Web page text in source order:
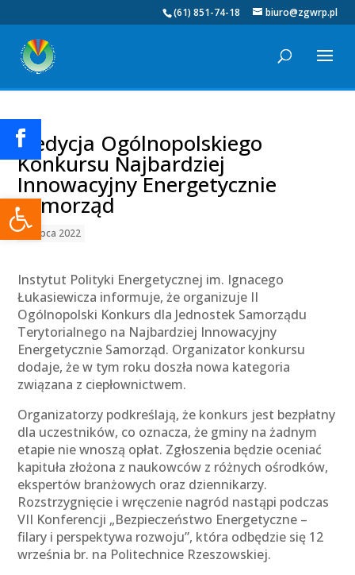
Otwórz pasek narzędzi
(61) 851-74-18 biuro@zgwrp.pl
II edycja Ogólnopolskiego
Konkursu Najbardziej
Innowacyjny Energetycznie
Samorząd
22 lipca 2022
Instytut Polityki Energetycznej im. Ignacego
Łukasiewicza informuje, że organizuje II
Ogólnopolski Konkurs dla Jednostek Samorządu
Terytorialnego na Najbardziej Innowacyjny
Energetycznie Samorząd. Organizator konkursu
dodaje, że w tym roku doszła nowa kategoria
związana z ciepłownictwem.
Organizatorzy podkreślają, że konkurs jest bezpłatny
dla uczestników, co oznacza, że gminy na żadnym
etapie nie wnoszą opłat. Zgłoszenia będzie oceniać
kapituła złożona z naukowców z różnych ośrodków,
ekspertów branżowych oraz dziennikarzy.
Rozstrzygnięcie i wręczenie nagród nastąpi podczas
VII Konferencji „Bezpieczeństwo Energetyczne –
filary i perspektywa rozwoju”, która odbędzie się 12
września br. na Politechnice Rzeszowskiej.